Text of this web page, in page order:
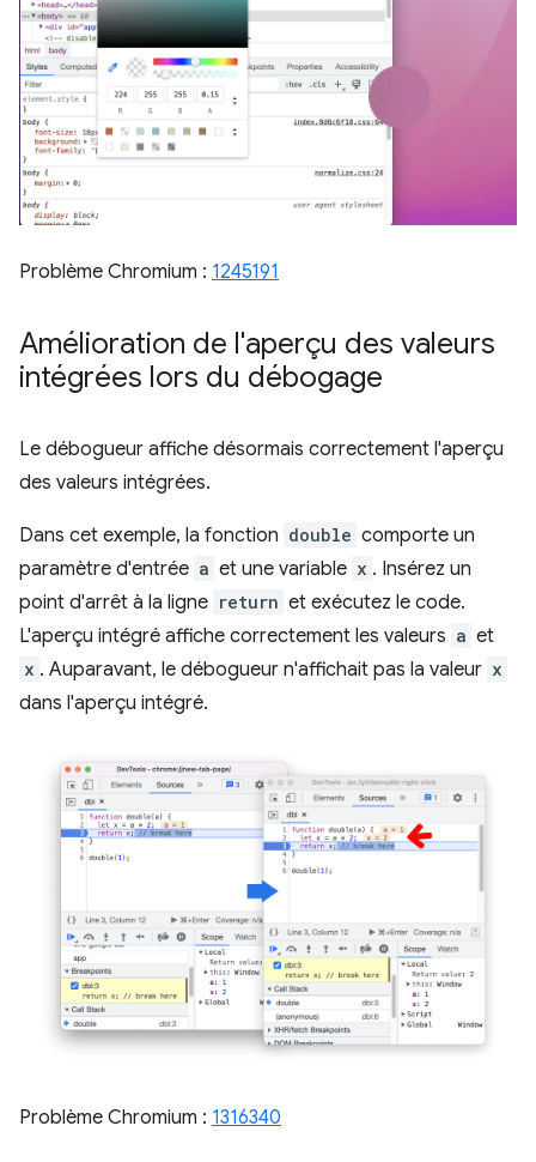
Problème Chromium : 1245191
Amélioration de l'aperçu des valeurs
intégrées lors du débogage
Le débogueur affiche désormais correctement l'aperçu
des valeurs intégrées.
Dans cet exemple, la fonction double comporte un
paramètre d'entrée a et une variable x . Insérez un
point d'arrêt à la ligne return et exécutez le code.
L'aperçu intégré affiche correctement les valeurs a et
x . Auparavant, le débogueur n'affichait pas la valeur x
dans l'aperçu intégré.
Problème Chromium : 1316340